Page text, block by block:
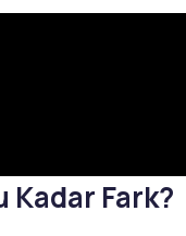
Kadar Fark?